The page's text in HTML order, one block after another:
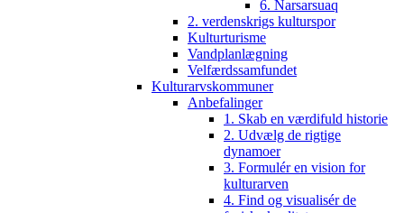
6. Narsarsuaq
2. verdenskrigs kulturspor
Kulturturisme
Vandplanlægning
Velfærdssamfundet
Kulturarvskommuner
Anbefalinger
1. Skab en værdifuld historie
2. Udvælg de rigtige
dynamoer
3. Formulér en vision for
kulturarven
4. Find og visualisér de